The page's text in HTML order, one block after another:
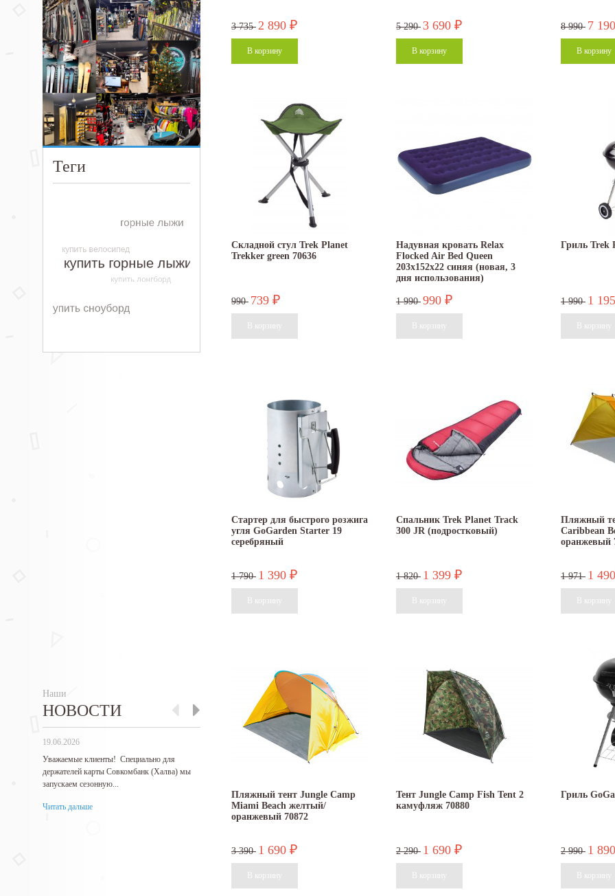
Теги
Наши
НОВОСТИ
19.06.2026
Уважаемые клиенты! Специально для
держателей карты Совкомбанк (Халва) мы
запускаем сезонную...
Читать дальше
Гарантируем самые низкие цены на нашу
Читать дальше
Прокат спортивного инвентаря В нашем
Читать дальше
Именинникам и
был на днях! В
Читать дальше
3 735 2 890 ₽ 5 290 3 690 ₽ 8 990 7 190
Складной стул Trek Planet
Trekker green 70636
990 739 ₽
Надувная кровать Relax
Flocked Air Bed Queen
203x152x22 синяя (новая, 3
дня использования)
1 990 990 ₽
Гриль Trek
1 990 1 195
Cтартер для быстрого розжига
угля GoGarden Starter 19
серебряный
1 790 1 390 ₽
Спальник Trek Planet Track
300 JR (подростковый)
1 820 1 399 ₽
Пляжный
Caribbean
оранжевый
1 971 1 490
Пляжный тент Jungle Camp
Miami Beach желтый/
оранжевый 70872
3 390 1 690 ₽
Тент Jungle Camp Fish Tent 2
камуфляж 70880
2 290 1 690 ₽
Гриль
2 990 1 890